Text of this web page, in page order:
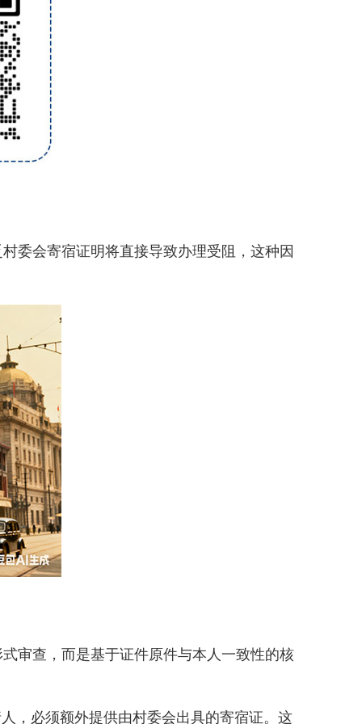
会寄宿证明将直接导致办理受阻，这种因
查，而是基于证件原件与本人一致性的核
必须额外提供由村委会出具的寄宿证。这